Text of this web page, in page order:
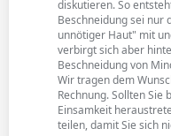
diskutieren. So
Beschneidung sei nur
unnötiger Haut" mit
verbirgt sich aber
Beschneidung von
Wir tragen dem
Rechnung. Sollten Sie
Einsamkeit
teilen, damit Sie sich